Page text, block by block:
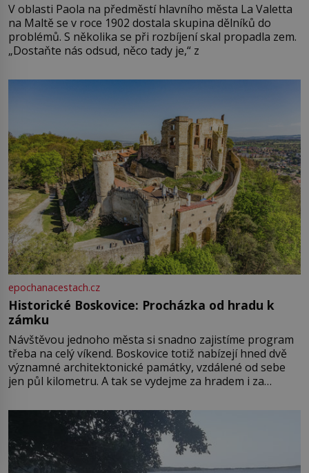
V oblasti Paola na předměstí hlavního města La Valetta
na Maltě se v roce 1902 dostala skupina dělníků do
problémů. S několika se při rozbíjení skal propadla zem.
„Dostaňte nás odsud, něco tady je,“ z
epochanacestach.cz
Historické Boskovice: Procházka od hradu k
zámku
Návštěvou jednoho města si snadno zajistíme program
třeba na celý víkend. Boskovice totiž nabízejí hned dvě
významné architektonické památky, vzdálené od sebe
jen půl kilometru. A tak se vydejme za hradem i za
Boskovice na okraji Drahanské vrchoviny vznikla někdy
ve13. století, a už v roce 1313 kronikáři zaznamenali